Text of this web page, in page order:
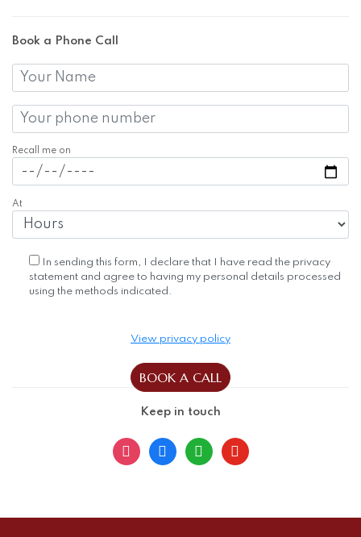
Book a Phone Call
Recall me on
At
In sending this form, I declare that I have read the privacy
statement and agree to having my personal details processed
using the methods indicated.
View privacy policy
Keep in touch
instagramfacebookwhatsappyoutube